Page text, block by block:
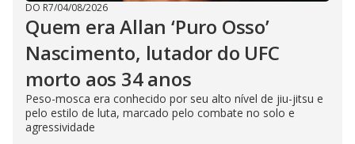
DO R7/04/08/2026
Quem era Allan ‘Puro Osso’
Nascimento, lutador do UFC
morto aos 34 anos
Peso-mosca era conhecido por seu alto nível de jiu-jitsu e
pelo estilo de luta, marcado pelo combate no solo e
agressividade